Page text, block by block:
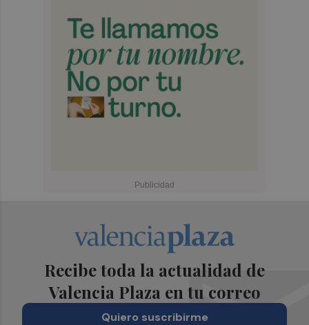
Recibe toda la actualidad de
Valencia Plaza en tu correo
Quiero suscribirme